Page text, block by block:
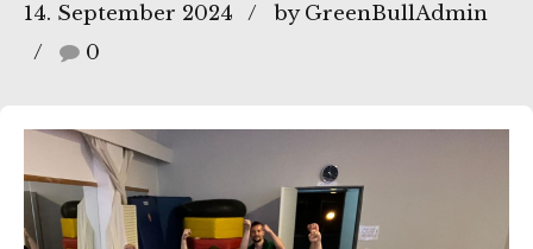
14. September 2024
by GreenBullAdmin
0